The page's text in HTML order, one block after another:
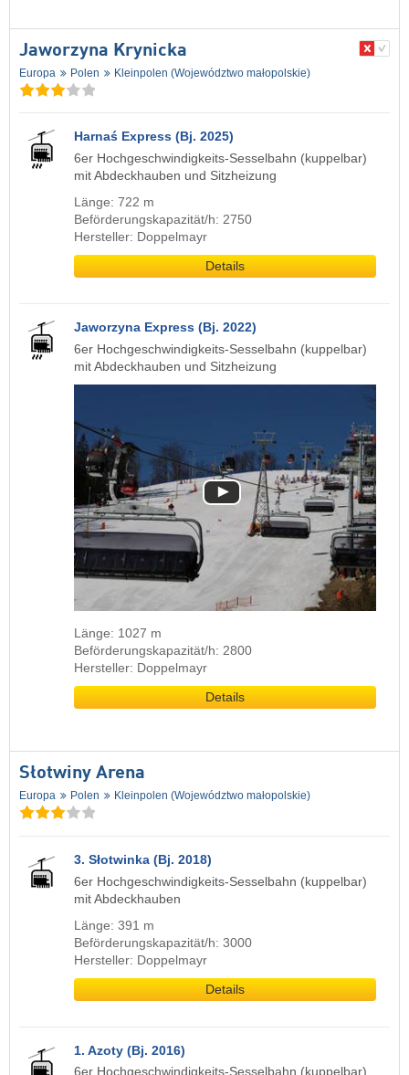
Jaworzyna Krynicka
Europa Polen Kleinpolen (Województwo małopolskie)
Harnaś Express (Bj. 2025)
6er Hochgeschwindigkeits-Sesselbahn (kuppelbar)
mit Abdeckhauben und Sitzheizung
Länge: 722 m
Beförderungskapazität/h: 2750
Hersteller: Doppelmayr
Details
Jaworzyna Express (Bj. 2022)
6er Hochgeschwindigkeits-Sesselbahn (kuppelbar)
mit Abdeckhauben und Sitzheizung
Länge: 1027 m
Beförderungskapazität/h: 2800
Hersteller: Doppelmayr
Details
Słotwiny Arena
Europa Polen Kleinpolen (Województwo małopolskie)
3. Słotwinka (Bj. 2018)
6er Hochgeschwindigkeits-Sesselbahn (kuppelbar)
mit Abdeckhauben
Länge: 391 m
Beförderungskapazität/h: 3000
Hersteller: Doppelmayr
Details
1. Azoty (Bj. 2016)
6er Hochgeschwindigkeits-Sesselbahn (kuppelbar)